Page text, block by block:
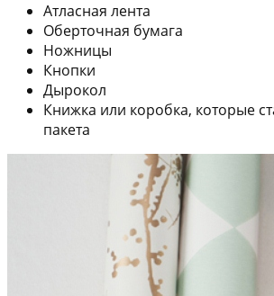
Атласная лента
Оберточная бумага
Ножницы
Кнопки
Дырокол
Книжка или коробка, которые
пакета